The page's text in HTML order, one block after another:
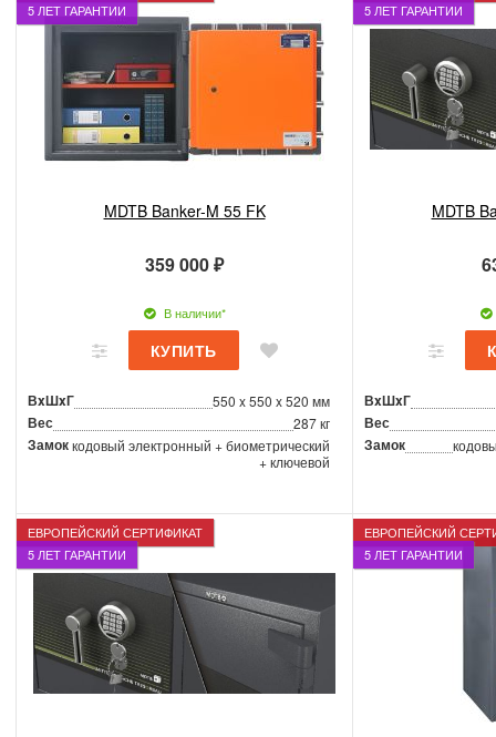
5 ЛЕТ ГАРАНТИИ
MDTB Banker-M 55 FK
359 000 ₽
В наличии*
ВxШxГ 550 x 550 x 520 мм
Вес 287 кг
Замоккодовый электронный + биометрический
+ ключевой
5 ЛЕТ ГАРАНТИИ
MDTB
ВxШxГ
Вес
Замок
ЕВРОПЕЙСКИЙ СЕРТИФИКАТ
5 ЛЕТ ГАРАНТИИ
ЕВРОПЕЙСКИЙ
5 ЛЕТ ГАРАНТИИ